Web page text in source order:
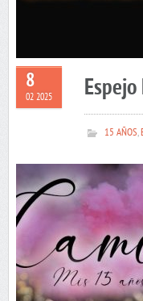
8
02 2025
15 AÑOS,